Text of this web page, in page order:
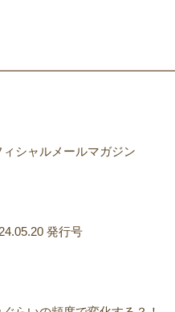
シャルメールマガジン
発行号